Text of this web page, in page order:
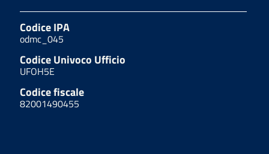
Codice IPA
odmc_045
Codice Univoco Ufficio
UFOH5E
Codice fiscale
82001490455